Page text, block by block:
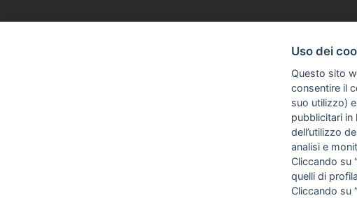
Uso dei
Questo sito
consentire il
suo utilizzo)
pubblicitari in
dell’utilizzo
analisi e
Cliccando su
quelli di
Cliccando su